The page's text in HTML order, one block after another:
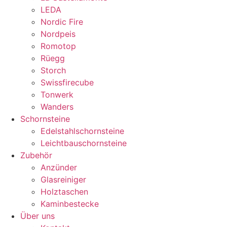
LEDA
Nordic Fire
Nordpeis
Romotop
Rüegg
Storch
Swissfirecube
Tonwerk
Wanders
Schornsteine
Edelstahlschornsteine
Leichtbauschornsteine
Zubehör
Anzünder
Glasreiniger
Holztaschen
Kaminbestecke
Über uns